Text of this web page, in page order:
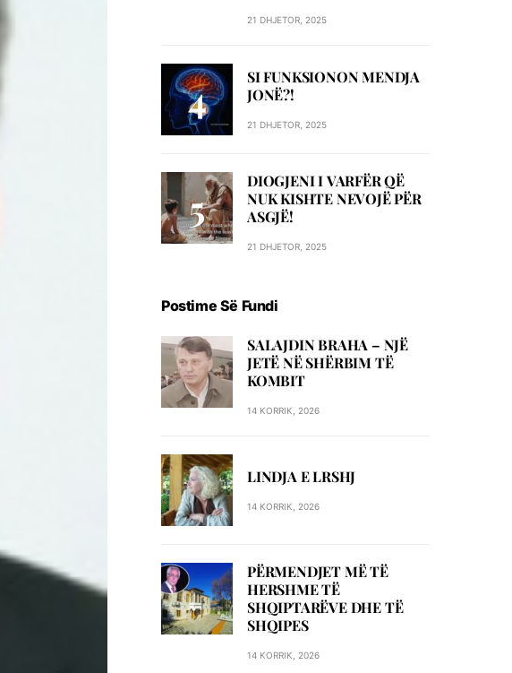
21 DHJETOR, 2025
SI FUNKSIONON MENDJA
JONË?!
21 DHJETOR, 2025
DIOGJENI I VARFËR QË
NUK KISHTE NEVOJË PËR
ASGJË!
21 DHJETOR, 2025
Postime Së Fundi
SALAJDIN BRAHA – NJЁ
JETЁ NЁ SHЁRBIM TЁ
KOMBIT
14 KORRIK, 2026
LINDJA E LRSHJ
14 KORRIK, 2026
PËRMENDJET MË TË
HERSHME TË
SHQIPTARËVE DHE TË
SHQIPES
14 KORRIK, 2026